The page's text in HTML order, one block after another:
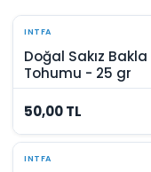
INTFA
Doğal Sakız Bakla
Tohumu - 25 gr
50,00 TL
INTFA